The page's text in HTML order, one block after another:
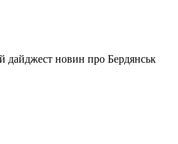
новин про Бердянськ